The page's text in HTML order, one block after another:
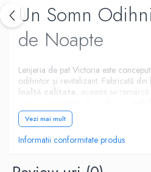
Un Somn
de Noapte
Lenjeria de pat Victoria este
odihnitor și revitalizant. Fabricată din
înaltă calitate
, aceasta se remarcă
parcursul nopții.
Confort Termic
Unul dintre avantajele majore ale
Vezi mai mult
Informatii conformitate produs